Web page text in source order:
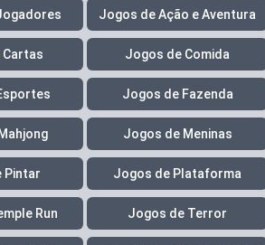
Jogos de Ação e Aventura
Jogos de Comida
Jogos de Fazenda
Jogos de Meninas
Pintar Jogos de Plataforma
Run Jogos de Terror